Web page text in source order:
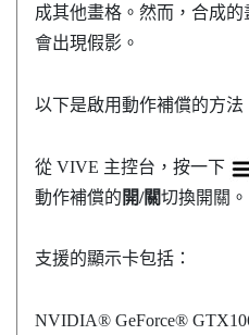
成其他畫格。然而，合成
會出現假影。
以下是啟用動作補償的方法
從 VIVE 主控台 ，按一下
動作補償的 開/關切換開關。
支援的顯示卡包括：
NVIDIA® GeForce®